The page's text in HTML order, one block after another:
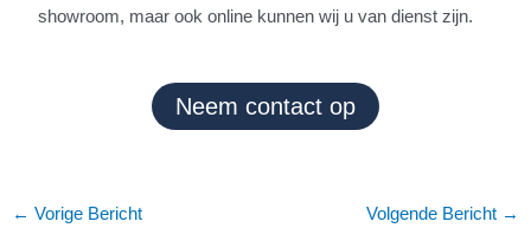
showroom, maar ook online kunnen wij u van dienst zijn.
Neem contact op
← Vorige Bericht Volgende Bericht →